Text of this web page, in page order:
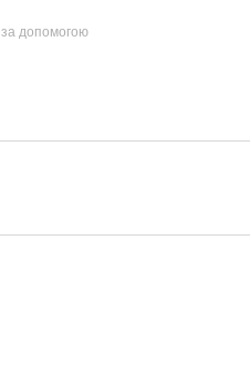
за допомогою